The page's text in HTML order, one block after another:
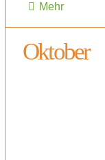
Mehr
Oktober